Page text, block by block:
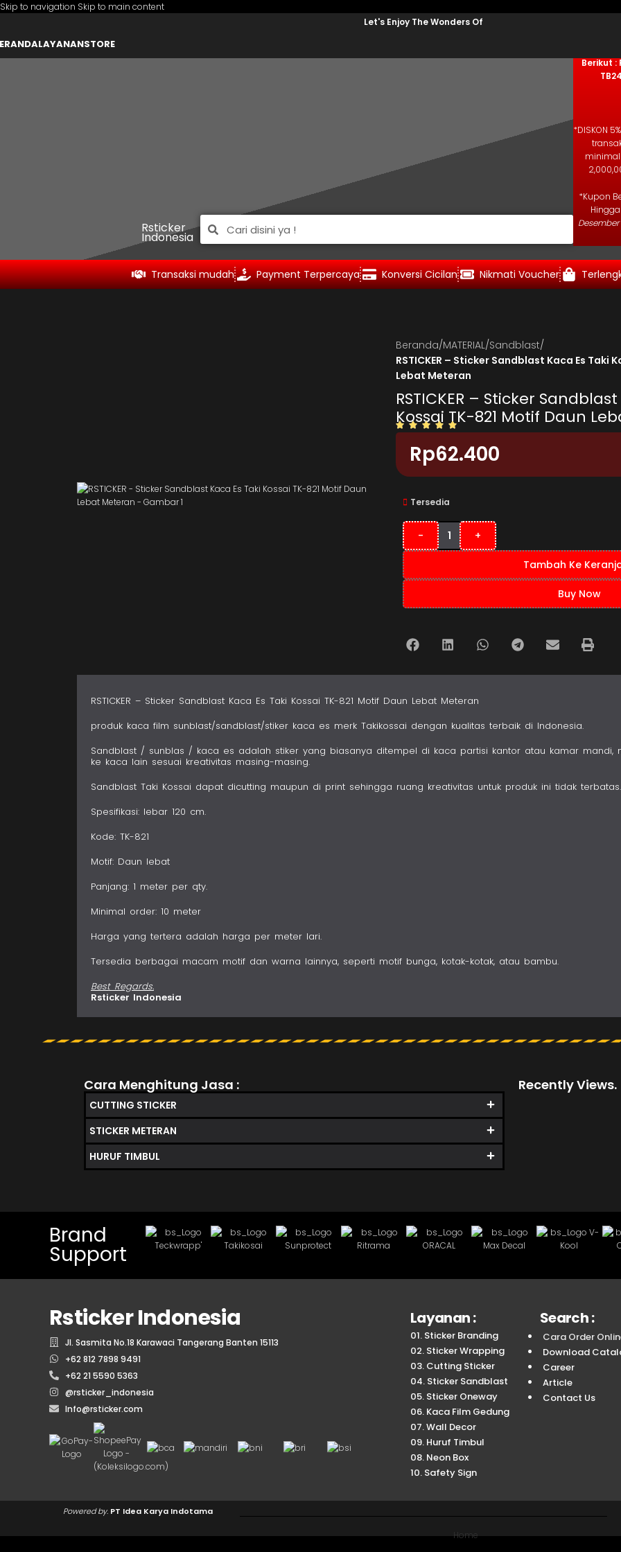
Skip to navigation Skip to main content
Let's Enjoy The Wonders Of
LAYANANSTORE
Rsticker
Indonesia
Berikut :
TB24
*DISKON
*Kupon
Hingga
Desember
Transaksi mudah Payment Terpercaya Konversi Cicilan Nikmati Voucher
Beranda/MATERIAL/Sandblast/
RSTICKER – Sticker Sandblast Kaca Es Taki
Lebat Meteran
RSTICKER – Sticker
Kossai TK-821 Motif Daun
Rp62.400
Tersedia
- +
Tambah Ke
Buy Now
RSTICKER – Sticker Sandblast Kaca Es Taki Kossai TK-821 Motif Daun Lebat Meteran
produk kaca film sunblast/sandblast/stiker kaca es merk Takikossai dengan kualitas terbaik di Indonesia.
Sandblast / sunblas / kaca es adalah stiker yang biasanya ditempel di kaca partisi kantor atau kamar mandi,
ke kaca lain sesuai kreativitas masing-masing.
Sandblast Taki Kossai dapat dicutting maupun di print sehingga ruang kreativitas untuk produk ini tidak terbatas.
Spesifikasi: lebar 120 cm.
Kode: TK-821
Motif: Daun lebat
Panjang: 1 meter per qty.
Minimal order: 10 meter
Harga yang tertera adalah harga per meter lari.
Tersedia berbagai macam motif dan warna lainnya, seperti motif bunga, kotak-kotak, atau bambu.
Best Regards.
Rsticker Indonesia
Cara Menghitung Jasa :
CUTTING STICKER
STICKER METERAN
HURUF TIMBUL
Recently Views.
Brand
Support
Rsticker Indonesia
Jl. Sasmita No.18 Karawaci Tangerang Banten 15113
+62 812 7898 9491
+62 21 5590 5363
@rsticker_indonesia
Info@rsticker.com
Layanan :
01. Sticker Branding
02. Sticker Wrapping
03. Cutting Sticker
04. Sticker Sandblast
05. Sticker Oneway
06. Kaca Film Gedung
07. Wall Decor
09. Huruf Timbul
08. Neon Box
10. Safety Sign
Search :
Cara Order
Download
Career
Article
Contact Us
Powered by. PT Idea Karya Indotama FacebookInstagramYouTubelinkedinTikTok
Home